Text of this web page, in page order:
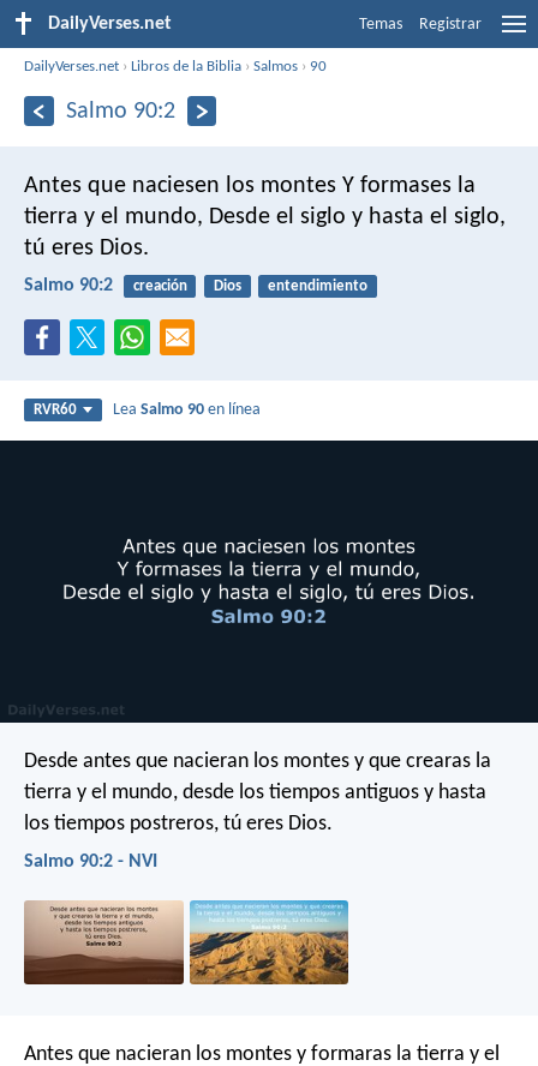
DailyVerses.net Temas Registrar
DailyVerses.net ›Libros de la Biblia ›Salmos › 90
Salmo 90:2
Antes que naciesen los montes Y formases la
tierra y el mundo, Desde el siglo y hasta el siglo,
tú eres Dios.
Salmo 90:2 creación Dios entendimiento
RVR60 LeaSalmo 90 en línea
Desde antes que nacieran los montes y que crearas la
tierra y el mundo, desde los tiempos antiguos y hasta
los tiempos postreros, tú eres Dios.
Salmo 90:2 - NVI
Antes que nacieran los montes y formaras la tierra y el